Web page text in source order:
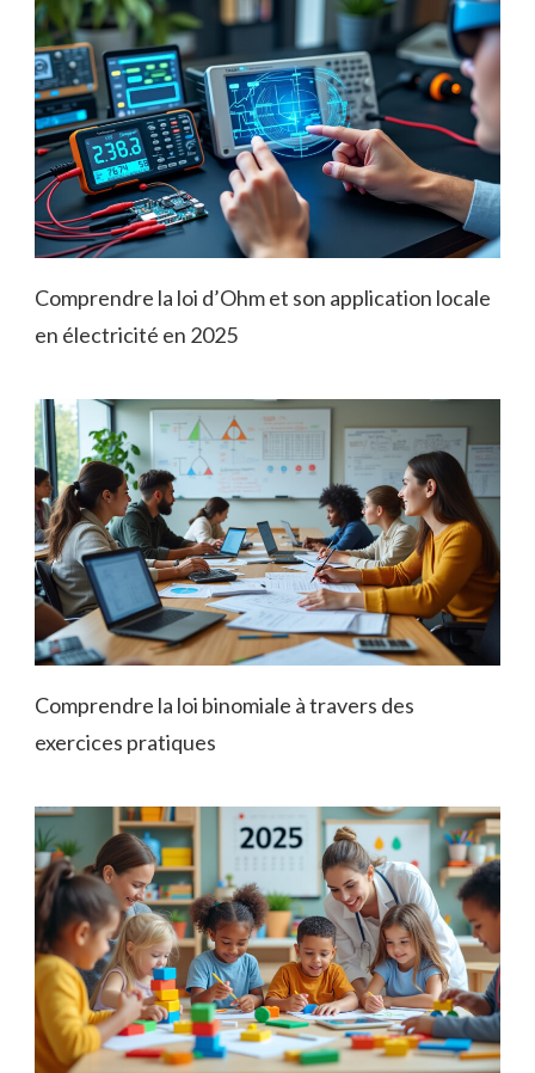
Comprendre la loi d’Ohm et son application locale
en électricité en 2025
Comprendre la loi binomiale à travers des
exercices pratiques